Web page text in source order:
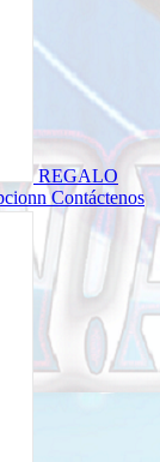
REGALO
Contáctenos